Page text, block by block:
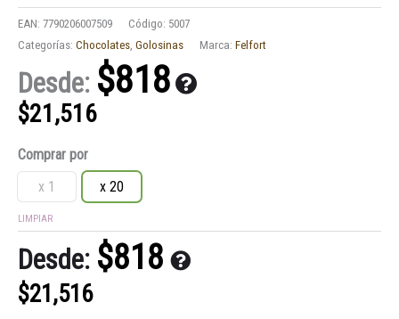
EAN: 7790206007509 Código: 5007
Categorías: Chocolates, Golosinas Marca: Felfort
Desde: $818
$21,516
Comprar por
x 1
x 20
LIMPIAR
Desde: $818
$21,516
Medallón
Dulce
de
leche
cantidad